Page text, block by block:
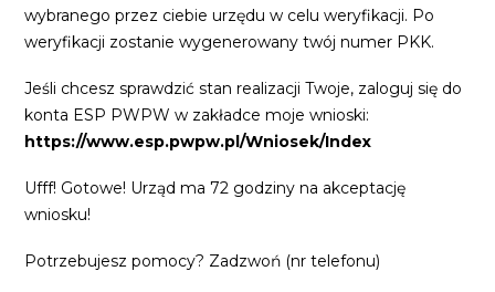
wybranego przez ciebie urzędu w celu weryfikacji. Po
weryfikacji zostanie wygenerowany twój numer PKK.
Jeśli chcesz sprawdzić stan realizacji Twoje, zaloguj się do
konta ESP PWPW w zakładce moje wnioski:
https://www.esp.pwpw.pl/Wniosek/Index
Ufff! Gotowe! Urząd ma 72 godziny na akceptację
wniosku!
Potrzebujesz pomocy? Zadzwoń (nr telefonu)